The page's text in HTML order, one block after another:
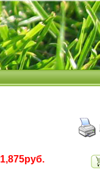
1,875руб.